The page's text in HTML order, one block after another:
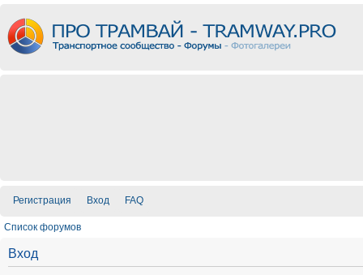
Регистрация Вход FAQ
Список форумов
Вход